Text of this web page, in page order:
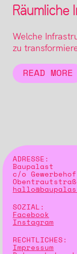
Welche
zu
READ MORE
ADRESSE:
Baupalast
c/o Gewerbehof
SOZIAL:
Facebook
Instagram
RECHTLICHES:
Impressum